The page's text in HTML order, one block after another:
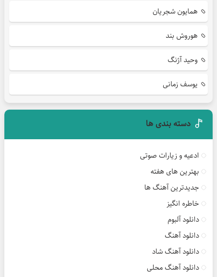
همایون شجریان
هوروش بند
وحید آژنگ
یوسف زمانی
دسته بندی ها
ادعیه و زیارات صوتی
بهترین های هفته
جدیدترین آهنگ ها
خاطره انگیز
دانلود آلبوم
دانلود آهنگ
دانلود آهنگ شاد
دانلود آهنگ محلی